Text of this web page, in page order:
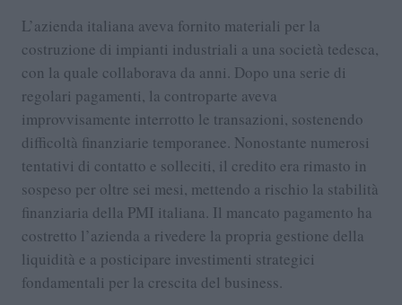
L’azienda italiana aveva fornito materiali per la
costruzione di impianti industriali a una società tedesca,
con la quale collaborava da anni. Dopo una serie di
regolari pagamenti, la controparte aveva
improvvisamente interrotto le transazioni, sostenendo
difficoltà finanziarie temporanee. Nonostante numerosi
tentativi di contatto e solleciti, il credito era rimasto in
sospeso per oltre sei mesi, mettendo a rischio la stabilità
finanziaria della PMI italiana. Il mancato pagamento ha
costretto l’azienda a rivedere la propria gestione della
liquidità e a posticipare investimenti strategici
fondamentali per la crescita del business.